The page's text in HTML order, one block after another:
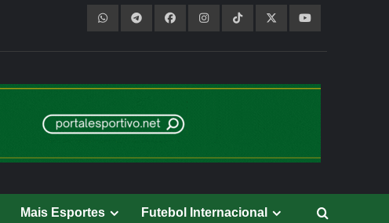
Mais Esportes Futebol Internacional